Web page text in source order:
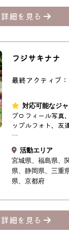
詳細を見る
フジサキナナ
最終アクティブ
対応可能なジ
プロフィール写真
ップルフォト、友
…
活動エリア
宮城県
福島県
県
静岡県 三重
県
京都府
詳細を見る